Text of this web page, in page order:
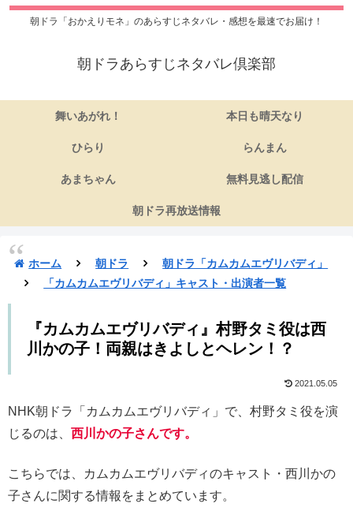
朝ドラ「おかえりモネ」のあらすじネタバレ・感想を最速でお届け！
朝ドラあらすじネタバレ倶楽部
舞いあがれ！ 本日も晴天なり
ひらり らんまん
あまちゃん 無料見逃し配信
朝ドラ再放送情報
ホーム 朝ドラ
朝ドラ「カムカムエヴリバディ」
「カムカムエヴリバディ」キャスト・出演者一覧
『カムカムエヴリバディ』村野タミ役は西
川かの子！両親はきよしとヘレン！？
2021.05.05
NHK朝ドラ「カムカムエヴリバディ」で、村野タミ役を演
じるのは、 西川かの子さんです。
こちらでは、カムカムエヴリバディのキャスト・西川かの
子さんに関する情報をまとめています。